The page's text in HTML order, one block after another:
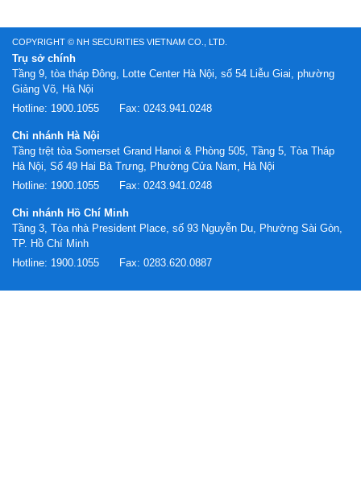
COPYRIGHT © NH SECURITIES VIETNAM CO., LTD.
Trụ sở chính
Tầng 9, tòa tháp Đông, Lotte Center Hà Nội, số 54 Liễu Giai, phường
Giảng Võ, Hà Nội
Hotline: 1900.1055 Fax: 0243.941.0248
Chi nhánh Hà Nội
Tầng trệt tòa Somerset Grand Hanoi & Phòng 505, Tầng 5, Tòa Tháp
Hà Nội, Số 49 Hai Bà Trưng, Phường Cửa Nam, Hà Nội
Hotline: 1900.1055 Fax: 0243.941.0248
Chi nhánh Hồ Chí Minh
Tầng 3, Tòa nhà President Place, số 93 Nguyễn Du, Phường Sài Gòn,
TP. Hồ Chí Minh
Hotline: 1900.1055 Fax: 0283.620.0887